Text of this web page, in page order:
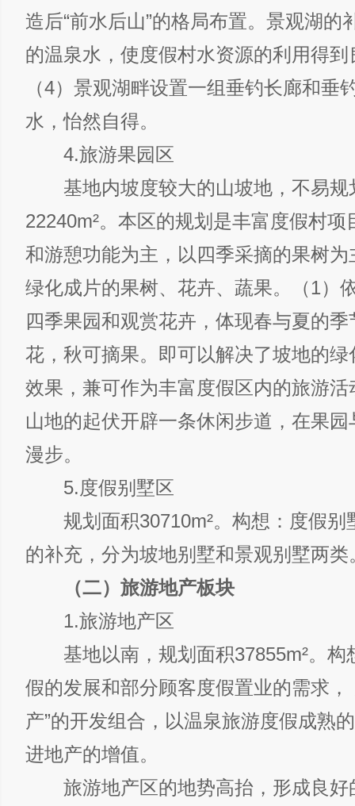
造后“前水后山”的格局布置。景观湖的
的温泉水，使度假村水资源的利用得
（4）景观湖畔设置一组垂钓长廊和垂
水，怡然自得。
4.旅游果园区
基地内坡度较大的山坡地，不易规
22240m²。本区的规划是丰富度假村项
和游憩功能为主，以四季采摘的果树
绿化成片的果树、花卉、蔬果。（1）
四季果园和观赏花卉，体现春与夏的
花，秋可摘果。即可以解决了坡地的
效果，兼可作为丰富度假区内的旅游
山地的起伏开辟一条休闲步道，在果
漫步。
5.度假别墅区
规划面积30710m²。构想：度假别
的补充，分为坡地别墅和景观别墅两类
（二）旅游地产板块
1.旅游地产区
基地以南，规划面积37855m²。构
假的发展和部分顾客度假置业的需求，
产”的开发组合，以温泉旅游度假成熟
进地产的增值。
旅游地产区的地势高抬，形成良好